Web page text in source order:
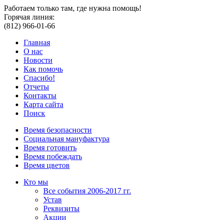
Работаем только там, где нужна помощь!
Горячая линия:
(812) 966-01-66
Главная
О нас
Новости
Как помочь
Спасибо!
Отчеты
Контакты
Карта сайта
Поиск
Время безопасности
Социальная мануфактура
Время готовить
Время побеждать
Время цветов
Кто мы
Все события 2006-2017 гг.
Устав
Реквизиты
Акции